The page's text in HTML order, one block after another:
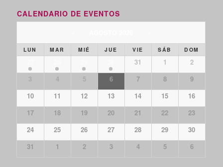
CALENDARIO DE EVENTOS
LUN MAR MIÉ JUE VIE SÁB DOM
31 1
2
3
4 5 6 7 8
9
10
11 12 13 14 15
16
17
18 19 20 21 22
23
24
25 26 27 28 29
30
31
1 2 3 4 5 6